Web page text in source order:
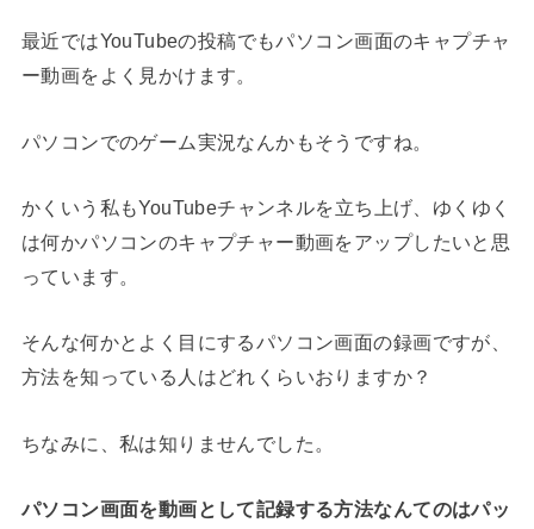
最近ではYouTubeの投稿でもパソコン画面のキャプチャ
ー動画をよく見かけます。
パソコンでのゲーム実況なんかもそうですね。
かくいう私もYouTubeチャンネルを立ち上げ、ゆくゆく
は何かパソコンのキャプチャー動画をアップしたいと思
っています。
そんな何かとよく目にするパソコン画面の録画ですが、
方法を知っている人はどれくらいおりますか？
ちなみに、私は知りませんでした。
パソコン画面を動画として記録する方法なんてのはパッ